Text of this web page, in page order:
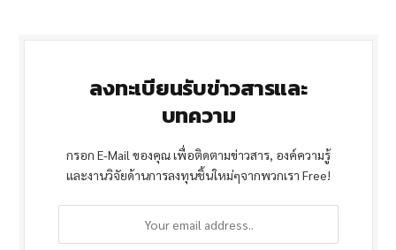
ลงทะเบียนรับข่าวสารและ
บทความ
กรอก E-Mail ของคุณ เพื่อติดตามข่าวสาร, องค์ความรู้
และงานวิจัยด้านการลงทุนชิ้นใหม่ๆจากพวกเรา Free!